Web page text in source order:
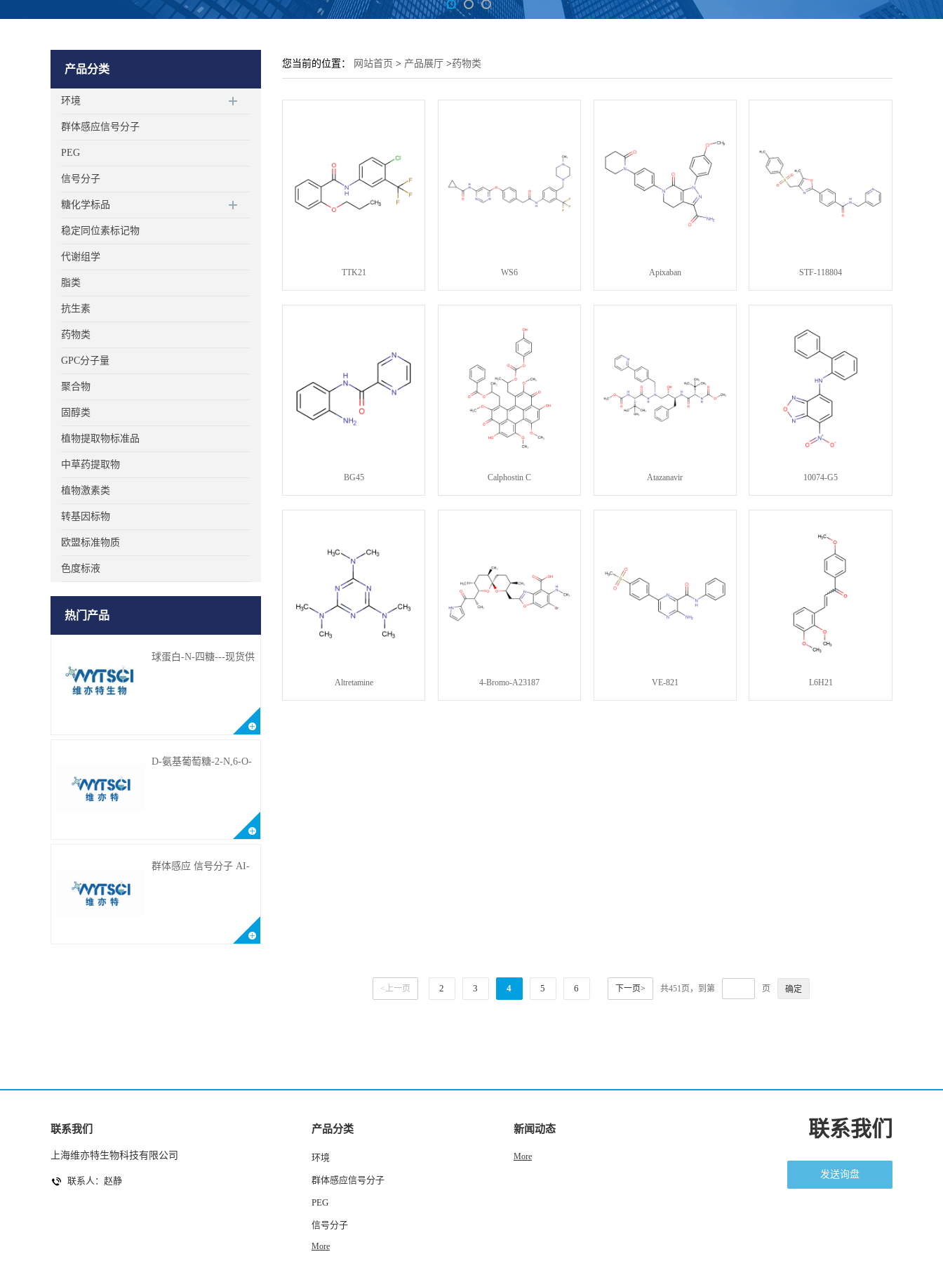
产品分类
环境
群体感应信号分子
PEG
信号分子
糖化学标品
稳定同位素标记物
代谢组学
脂类
抗生素
药物类
GPC分子量
聚合物
固醇类
植物提取物标准品
中草药提取物
植物激素类
转基因标物
欧盟标准物质
色度标液
热门产品
球蛋白-N-四糖---现货供
D-氨基葡萄糖-2-N,6-O-
群体感应 信号分子 AI-
您当前的位置： 网站首页 > 产品展厅 >药物类
TTK21 WS6 Apixaban STF-118804
BG45 Calphostin C Atazanavir 10074-G5
Altretamine 4-Bromo-A23187 VE-821 L6H21
<上一页 2 3 4 5 6 下一页> 共451页，到第 页
联系我们
上海维亦特生物科技有限公司
联系人：赵静
产品分类
环境
群体感应信号分子
PEG
信号分子
More
新闻动态
More
联系我们
发送询盘